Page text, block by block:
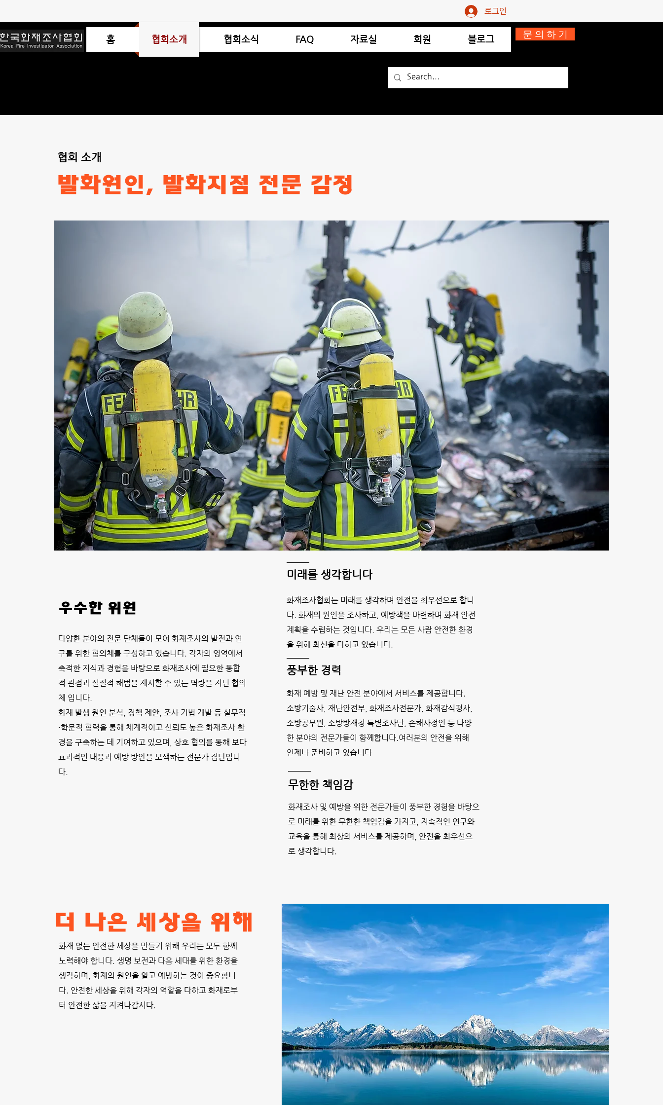
로그인
홈 협회소개 협회소식 FAQ 자료실 회원 블로그 문 의 하 기
협회 소개
발화원인, 발화지점 전문 감정
​우수한 위원
다양한 분야의 전문 단체들이 모여 화재조사의 발전과 연
구를 위한 협의체를 구성하고 있습니다. 각자의 영역에서
축적한 지식과 경험을 바탕으로 화재조사에 필요한 통합
적 관점과 실질적 해법을 제시할 수 있는 역량을 지닌 협의
체 입니다.
화재 발생 원인 분석, 정책 제안, 조사 기법 개발 등 실무적
·학문적 협력을 통해 체계적이고 신뢰도 높은 화재조사 환
경을 구축하는 데 기여하고 있으며, 상호 협의를 통해 보다
효과적인 대응과 예방 방안을 모색하는 전문가 집단입니
다.
미래를 생각합니다
화재조사협회는 미래를 생각하며 안전을 최우선으로 합니
다. 화재의 원인을 조사하고, 예방책을 마련하며 화재 안전
계획을 수립하는 것입니다. 우리는 모든 사람 안전한 환경
을 위해 최선을 다하고 있습니다.
​풍부한 경력
화재 예방 및 재난 안전 분야에서 서비스를 제공합니다.
소방기술사, 재난안전부, 화재조사전문가, 화재감식평사,
소방공무원, 소방방재청 특별조사단, 손해사정인 등 다양
한 분야의 전문가들이 함께합니다.여러분의 안전을 위해
언제나 준비하고 있습니다
​무한한 책임감
화재조사 및 예방을 위한 전문가들이 풍부한 경험을 바탕으
로 미래를 위한 무한한 책임감을 가지고, 지속적인 연구와
교육을 통해 최상의 서비스를 제공하며, 안전을 최우선으
로 생각합니다.
더 나은 세상을 위해
화재 없는 안전한 세상을 만들기 위해 우리는 모두 함께
노력해야 합니다. 생명 보전과 다음 세대를 위한 환경을
생각하며, 화재의 원인을 알고 예방하는 것이 중요합니
다. 안전한 세상을 위해 각자의 역할을 다하고 화재로부
터 안전한 삶을 지켜나갑시다.